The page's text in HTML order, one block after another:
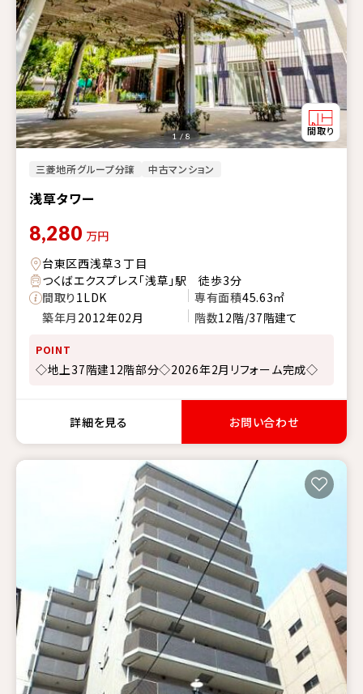
三菱地所グループ分譲 中古マンション
浅草タワー
1 / 8
8,280 万円
台東区西浅草３丁目
つくばエクスプレス「浅草」駅 徒歩3分
間取り1LDK 専有面積45.63㎡
築年月 2012年02月 階数12階/37階建て
POINT
◇地上37階建12階部分◇2026年2月リフォーム完成◇
詳細を見る お問い合わせ